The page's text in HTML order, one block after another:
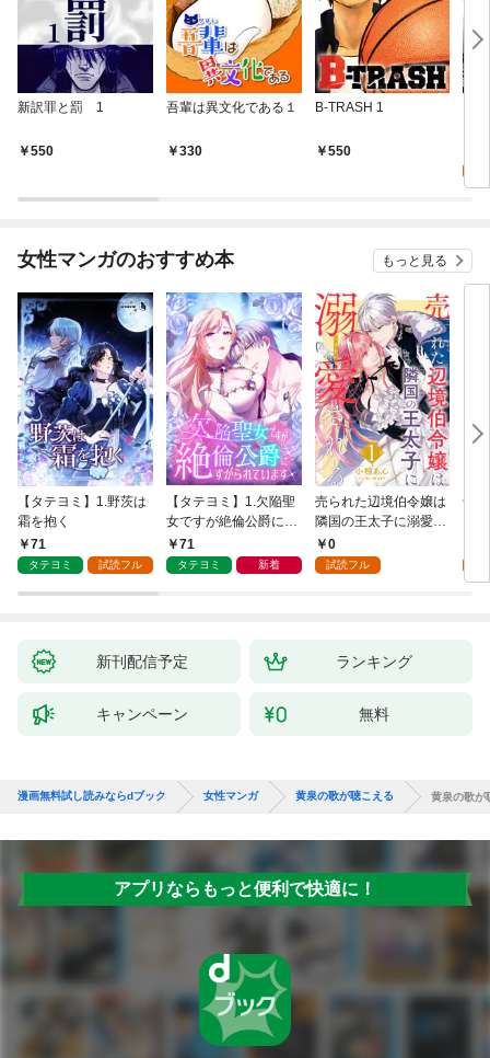
新訳罪と罰 1
550
吾輩は異文化である１
330
B-TRASH 1
550
女性マンガのおすすめ本 もっと見る
【タテヨミ】1.野茨は
霜を抱く
71
タテヨミ 試読フル
【タテヨミ】1.欠陥聖
女ですが絶倫公爵にす
がられています
71
タテヨミ 新着
売られた辺境伯令嬢は
隣国の王太子に溺愛さ
れる 1
0
試読フル
千
家
新刊配信予定 ランキング
キャンペーン 無料
漫画無料試し読みならdブック 女性マンガ 黄泉の歌が聴こえる 黄泉の歌が
アプリならもっと便利で快適に！